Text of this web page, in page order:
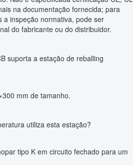
na documentação fornecida; para
a inspeção normativa, pode ser
do fabricante ou do distribuidor.
suporta a estação de reballing
mm de tamanho.
utiliza esta estação?
tipo K em circuito fechado para um